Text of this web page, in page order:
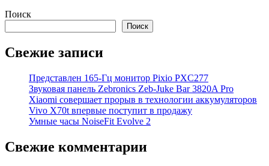
Поиск
Поиск
Свежие записи
Представлен 165-Гц монитор Pixio PXC277
Звуковая панель Zebronics Zeb-Juke Bar 3820A Pro
Xiaomi совершает прорыв в технологии аккумуляторов
Vivo X70t впервые поступит в продажу
Умные часы NoiseFit Evolve 2
Свежие комментарии